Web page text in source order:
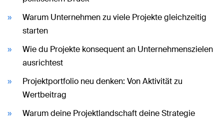
Warum Unternehmen zu viele Projekte gleichzeitig
starten
Wie du Projekte konsequent an Unternehmenszielen
ausrichtest
Projektportfolio neu denken: Von Aktivität zu
Wertbeitrag
Warum deine Projektlandschaft deine Strategie